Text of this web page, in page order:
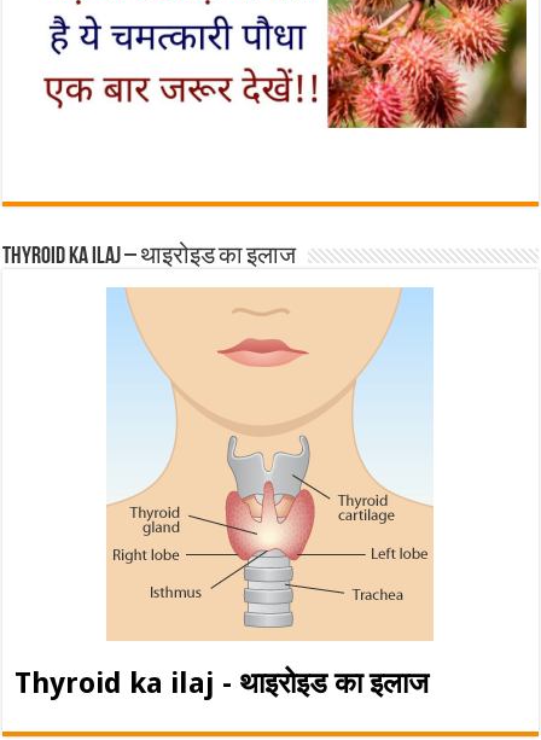
Thyroid ka ilaj – थाइरोइड का इलाज
Thyroid ka ilaj - थाइरोइड का इलाज